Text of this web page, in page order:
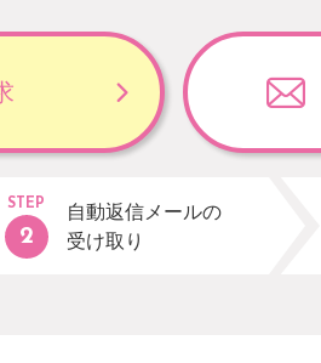
STEP
自動返信メールの
受け取り